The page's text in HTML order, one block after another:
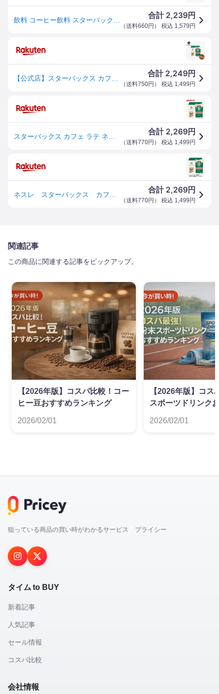
合計 2,239円
（送料660円 ） 税込 1,579 円
合計 2,249円
（送料750円 ） 税込 1,499 円
合計 2,269円
（送料770円 ） 税込 1,499 円
合計 2,269円
（送料770円 ） 税込 1,499 円
関連記事
この商品に関連する記事をピックアップ。
【2026年版】コスパ比較！コー
ヒー豆おすすめランキング
2026/02/01
【2026年版】コス
スポーツドリンク
2026/02/01
狙っている商品の買い時がわかるサービス プライシー
タイム to BUY
新着記事
人気記事
セール情報
コスパ比較
会社情報